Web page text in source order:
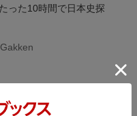
った10時間で日本史探
Gakken
った10時間で日本史探